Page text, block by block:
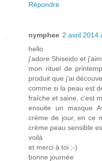
Répondre
nymphee 2 avril 2014
hello
j'adore Shiseido et
mon rituel de
produit que j'ai
comme si la peau est
fraîche et saine, c'est
ensuite un masque
crème de jour, en ce
crème peau sensible
voilà
et merci à toi ;-)
bonne journée